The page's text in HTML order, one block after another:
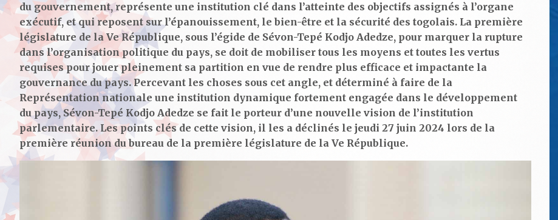
du gouvernement, représente une institution clé dans l’atteinte des objectifs assignés à l’organe
exécutif, et qui reposent sur l’épanouissement, le bien-être et la sécurité des togolais. La première
législature de la Ve République, sous l’égide de Sévon-Tepé Kodjo Adedze, pour marquer la rupture
dans l’organisation politique du pays, se doit de mobiliser tous les moyens et toutes les vertus
requises pour jouer pleinement sa partition en vue de rendre plus efficace et impactante la
gouvernance du pays. Percevant les choses sous cet angle, et déterminé à faire de la
Représentation nationale une institution dynamique fortement engagée dans le développement
du pays, Sévon-Tepé Kodjo Adedze se fait le porteur d’une nouvelle vision de l’institution
parlementaire. Les points clés de cette vision, il les a déclinés le jeudi 27 juin 2024 lors de la
première réunion du bureau de la première législature de la Ve République.